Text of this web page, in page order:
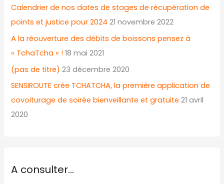
Calendrier de nos dates de stages de récupération de
points et justice pour 2024 21 novembre 2022
A la réouverture des débits de boissons pensez à
« TchaTcha » ! 18 mai 2021
(pas de titre) 23 décembre 2020
SENSIROUTE crée TCHATCHA, la première application de
covoiturage de soirée bienveillante et gratuite 21 avril
2020
A consulter…